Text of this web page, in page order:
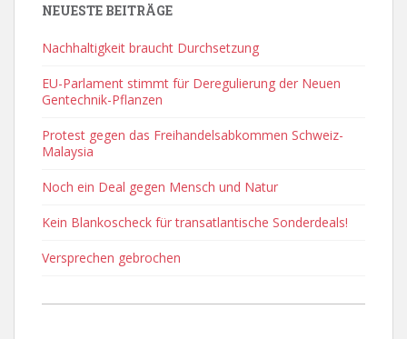
NEUESTE BEITRÄGE
Nachhaltigkeit braucht Durchsetzung
EU-Parlament stimmt für Deregulierung der Neuen
Gentechnik-Pflanzen
Protest gegen das Freihandelsabkommen Schweiz-
Malaysia
Noch ein Deal gegen Mensch und Natur
Kein Blankoscheck für transatlantische Sonderdeals!
Versprechen gebrochen